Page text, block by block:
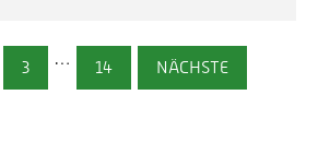
3 … 14 NÄCHSTE